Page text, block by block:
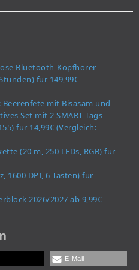
Bluetooth-Kopfhörer
für 149,99€
Beerenfete mit Bisasam und
Set mit 2 SMART Tags
für 14,99€ (Vergleich:
(20 m, 250 LEDs, RGB) für
1600 DPI, 6 Tasten) für
2026/2027 ab 9,99€
E-Mail